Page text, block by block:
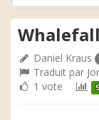
Whalefall
Daniel Kraus
Traduit par
1 vote